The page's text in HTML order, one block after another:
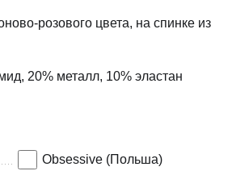
розового цвета, на спинке из
20% металл, 10% эластан
Obsessive (Польша)